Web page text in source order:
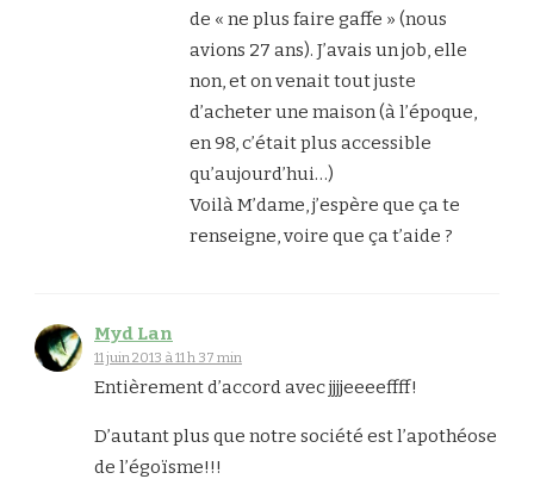
de « ne plus faire gaffe » (nous
avions 27 ans). J’avais un job, elle
non, et on venait tout juste
d’acheter une maison (à l’époque,
en 98, c’était plus accessible
qu’aujourd’hui…)
Voilà M’dame, j’espère que ça te
renseigne, voire que ça t’aide ?
Myd Lan
11 juin 2013 à 11 h 37 min
Entièrement d’accord avec jjjjeeeeffff!
D’autant plus que notre société est l’apothéose
de l’égoïsme!!!